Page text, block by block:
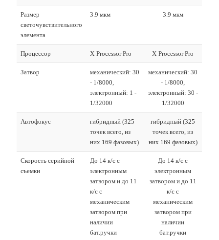
Размер
светочувствительного
элемента
3.9 мкм 3.9 мкм
Процессор X-Processor Pro X-Processor Pro
Затвор
механический: 30
- 1/8000,
электронный: 1 -
1/32000
механический: 30
- 1/8000,
электронный: 30 -
1/32000
Автофокус
гибридный (325
точек всего, из
них 169 фазовых)
гибридный (325
точек всего, из
них 169 фазовых)
Скорость серийной
съемки
До 14 к/с с
электронным
затвором и до 11
к/с с
механическим
затвором при
наличии
бат.ручки
До 14 к/с с
электронным
затвором и до 11
к/с с
механическим
затвором при
наличии
бат.ручки